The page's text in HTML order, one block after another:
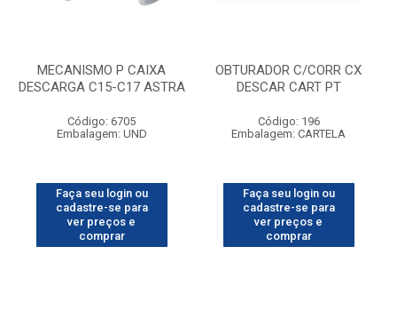
MECANISMO P CAIXA
DESCARGA C15-C17 ASTRA
Código: 6705
Embalagem: UND
Faça seu login ou
cadastre-se para
ver preços e
comprar
OBTURADOR C/CORR CX
DESCAR CART PT
Código: 196
Embalagem: CARTELA
Faça seu login ou
cadastre-se para
ver preços e
comprar